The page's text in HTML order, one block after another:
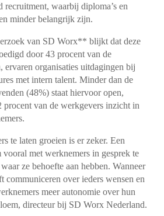
recruitment, waarbij diploma’s en
minder belangrijk zijn.
van SD Worx** blijkt dat deze
door 43 procent van de
ervaren organisaties uitdagingen bij
met intern talent. Minder dan de
(48%) staat hiervoor open,
procent van de werkgevers inzicht in
te laten groeien is er zeker. Een
met werknemers in gesprek te
ze behoefte aan hebben. Wanneer
communiceren over ieders wensen en
meer autonomie over hun
directeur bij SD Worx Nederland.